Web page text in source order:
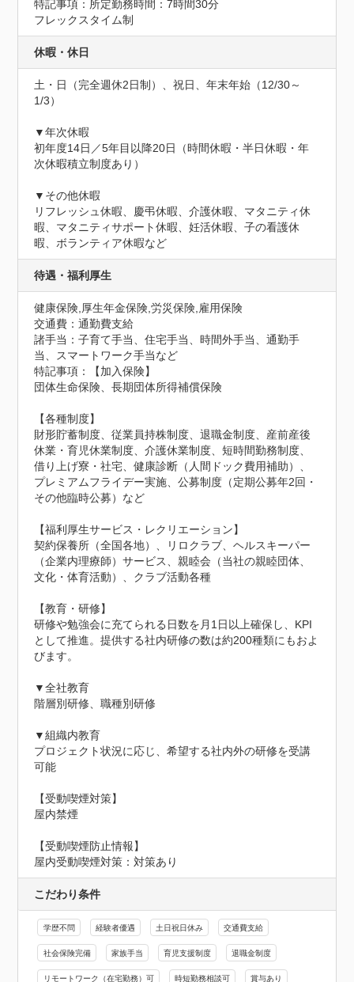
特記事項：所定勤務時間：7時間30分
フレックスタイム制
休暇・休日
土・日（完全週休2日制）、祝日、年末年始（12/30～
1/3）
▼年次休暇
初年度14日／5年目以降20日（時間休暇・半日休暇・年
次休暇積立制度あり）
▼その他休暇
リフレッシュ休暇、慶弔休暇、介護休暇、マタニティ休
暇、マタニティサポート休暇、妊活休暇、子の看護休
暇、ボランティア休暇など
待遇・福利厚生
健康保険,厚生年金保険,労災保険,雇用保険
交通費：通勤費支給
諸手当：子育て手当、住宅手当、時間外手当、通勤手
当、スマートワーク手当など
特記事項：【加入保険】
団体生命保険、長期団体所得補償保険
【各種制度】
財形貯蓄制度、従業員持株制度、退職金制度、産前産後
休業・育児休業制度、介護休業制度、短時間勤務制度、
借り上げ寮・社宅、健康診断（人間ドック費用補助）、
プレミアムフライデー実施、公募制度（定期公募年2回・
その他臨時公募）など
【福利厚生サービス・レクリエーション】
契約保養所（全国各地）、リロクラブ、ヘルスキーパー
（企業内理療師）サービス、親睦会（当社の親睦団体、
文化・体育活動）、クラブ活動各種
【教育・研修】
研修や勉強会に充てられる日数を月1日以上確保し、KPI
として推進。提供する社内研修の数は約200種類にもおよ
びます。
▼全社教育
階層別研修、職種別研修
▼組織内教育
プロジェクト状況に応じ、希望する社内外の研修を受講
可能
【受動喫煙対策】
屋内禁煙
【受動喫煙防止情報】
屋内受動喫煙対策：対策あり
こだわり条件
学歴不問 経験者優遇 土日祝日休み 交通費支給
社会保険完備 家族手当 育児支援制度 退職金制度
リモートワーク（在宅勤務）可 時短勤務相談可 賞与あり